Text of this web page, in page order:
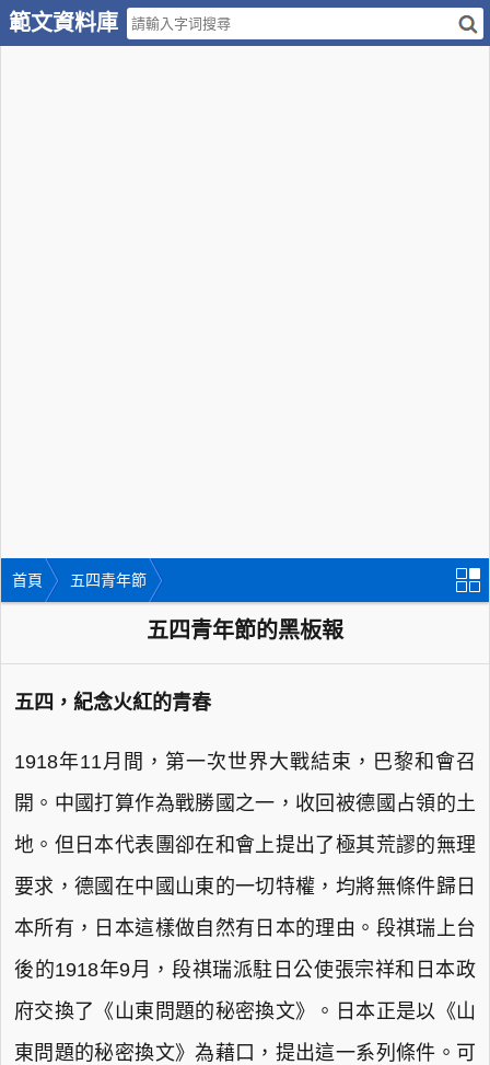
範文資料庫
首頁 五四青年節
五四青年節的黑板報
五四，紀念火紅的青春
1918年11月間，第一次世界大戰結束，巴黎和會召
開。中國打算作為戰勝國之一，收回被德國占領的土
地。但日本代表團卻在和會上提出了極其荒謬的無理
要求，德國在中國山東的一切特權，均將無條件歸日
本所有，日本這樣做自然有日本的理由。段祺瑞上台
後的1918年9月，段祺瑞派駐日公使張宗祥和日本政
府交換了《山東問題的秘密換文》。日本正是以《山
東問題的秘密換文》為藉口，提出這一系列條件。可